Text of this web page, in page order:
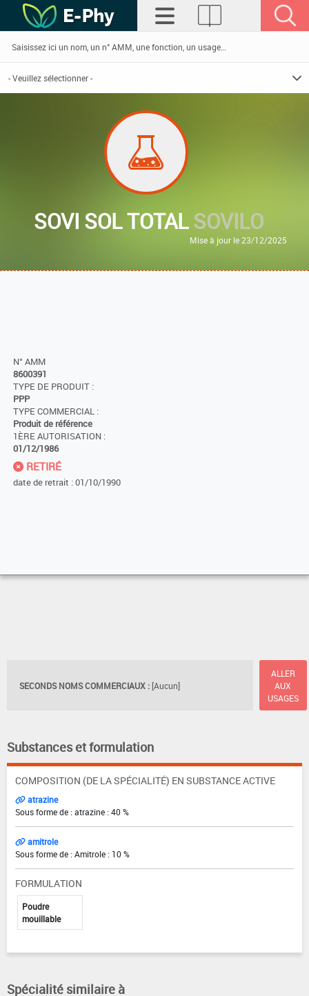
SOVI SOL TOTALSOVILO
Mise à jour le 23/12/2025
N° AMM
8600391
TYPE DE PRODUIT :
PPP
TYPE COMMERCIAL :
Produit de référence
1ÈRE AUTORISATION :
01/12/1986
RETIRÉ
date de retrait : 01/10/1990
SECONDS NOMS COMMERCIAUX : [Aucun]
ALLER
AUX
USAGES
Substances et formulation
COMPOSITION (DE LA SPÉCIALITÉ) EN SUBSTANCE ACTIVE
atrazine
Sous forme de : atrazine : 40 %
amitrole
Sous forme de : Amitrole : 10 %
FORMULATION
Poudre
mouillable
Spécialité similaire à